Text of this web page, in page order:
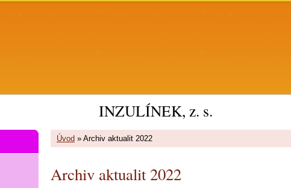
INZULÍNEK, z. s.
Úvod » Archiv aktualit 2022
Archiv aktualit 2022